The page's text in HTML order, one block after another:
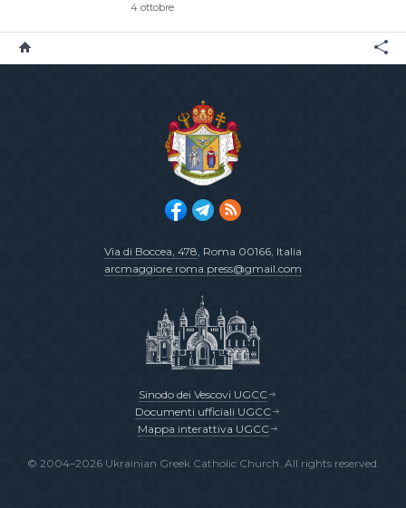
4 ottobre
Via di Boccea, 478, Roma 00166, Italia
arcmaggiore.roma.press@gmail.com
Sinodo dei Vescovi UGCC
Documenti ufficiali UGCC
Mappa interattiva UGCC
© 2004–2026 Ukrainian Greek Catholic Church. All rights reserved.